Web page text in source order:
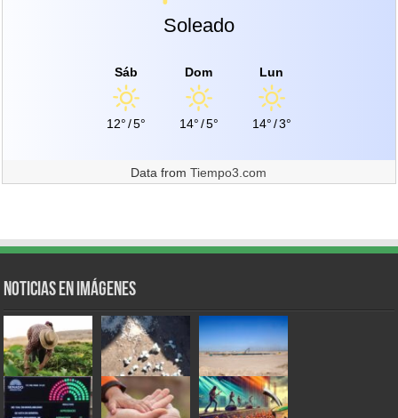
Soleado
Sáb
12°/5°
Dom
14°/5°
Lun
14°/3°
Data fromTiempo3.com
Noticias en Imágenes